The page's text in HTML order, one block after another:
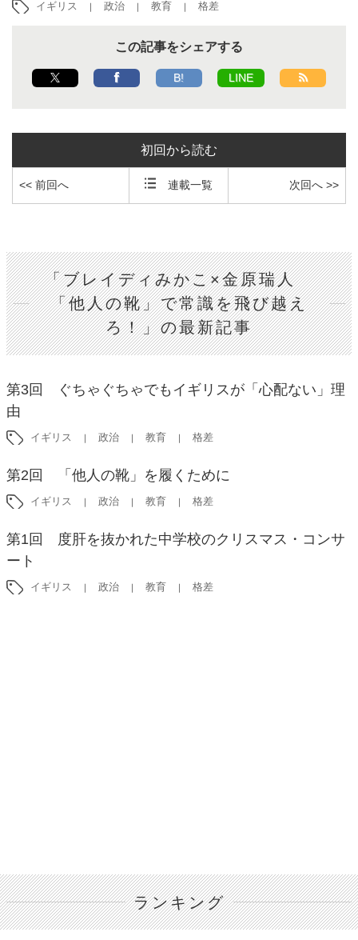
イギリス 政治 教育 格差
この記事をシェアする
B! LINE
初回から読む
<< 前回へ 連載一覧 次回へ >>
「ブレイディみかこ×金原瑞人
「他人の靴」で常識を飛び越え
ろ！」の最新記事
第3回 ぐちゃぐちゃでもイギリスが「心配ない」理
由
イギリス 政治 教育 格差
第2回 「他人の靴」を履くために
イギリス 政治 教育 格差
第1回 度肝を抜かれた中学校のクリスマス・コンサ
ート
イギリス 政治 教育 格差
ランキング